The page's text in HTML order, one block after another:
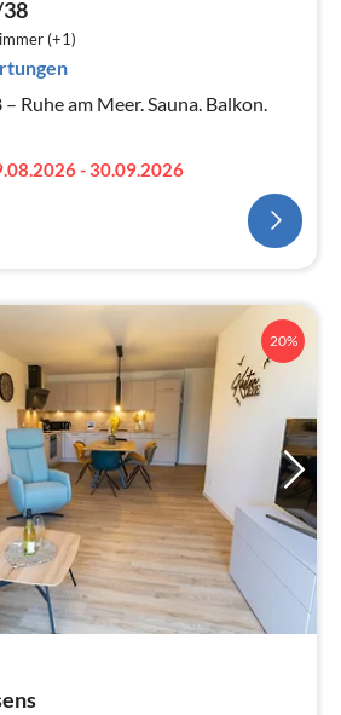
(+1)
Ruhe am Meer. Sauna. Balkon.
- 30.09.2026
20%